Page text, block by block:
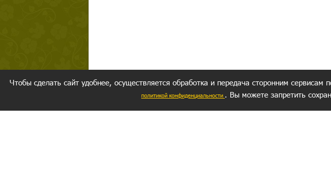
Чтобы сделать сайт удобнее, осуществляется обработка и передача сторонним
политикой конфиденциальности . Вы можете запретить